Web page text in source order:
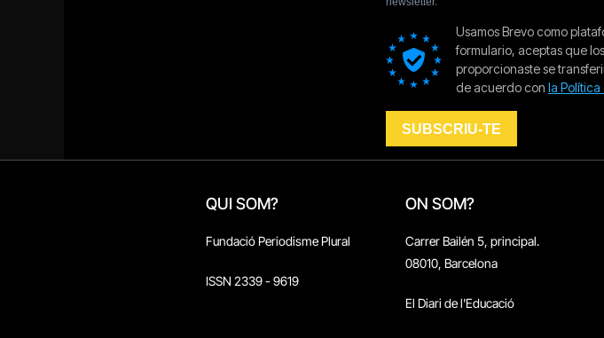
QUI SOM?
Fundació Periodisme Plural
ISSN 2339 - 9619
ON SOM?
Carrer Bailén 5, principal.
08010, Barcelona
El Diari de l'Educació